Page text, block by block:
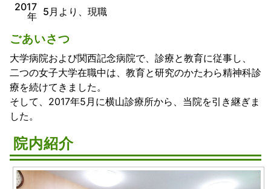
2017
年 5月より、現職
ごあいさつ
大学病院および関西記念病院で、診療と教育に従事し、
二つの女子大学在職中は、教育と研究のかたわら精神科診
療を続けてきました。
そして、2017年5月に横山診療所から、当院を引き継ぎま
した。
院内紹介